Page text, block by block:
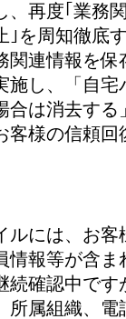
、再度｢業務
｣を周知徹底
関連情報を保
施し、「自宅
合は消去する
客様の信頼回
には、お客
情報等が含ま
続確認中です
所属組織、電